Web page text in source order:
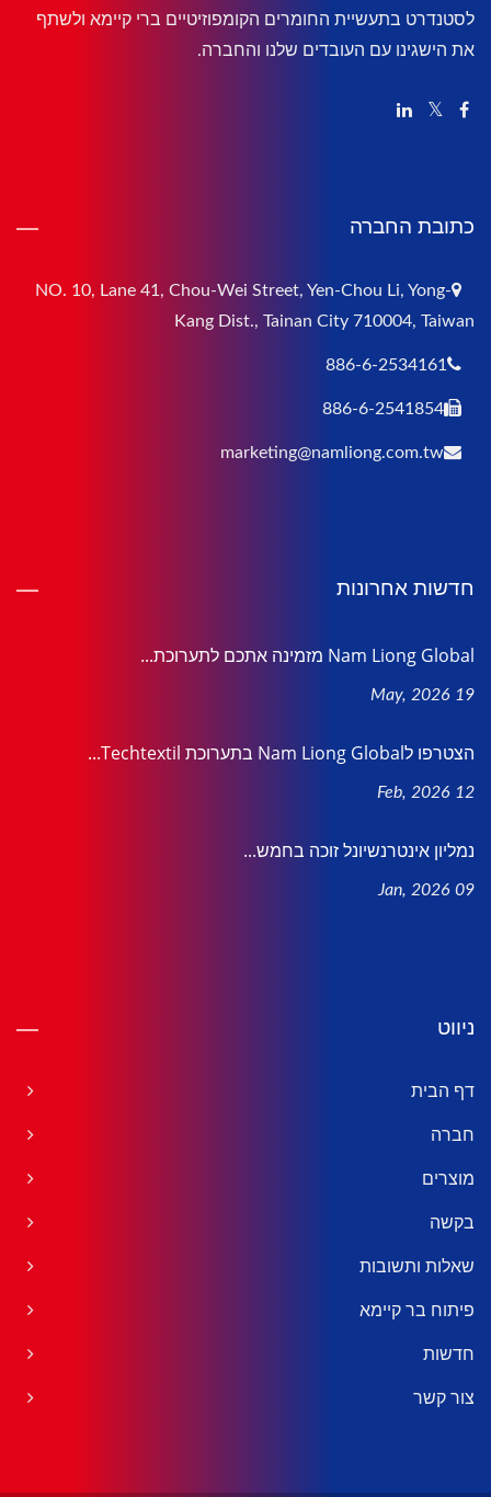
לסטנדרט בתעשיית החומרים הקומפוזיטיים ברי קיימא ולשתף
את הישגינו עם העובדים שלנו והחברה.
כתובת החברה
NO. 10, Lane 41, Chou-Wei Street, Yen-Chou Li, Yong-
Kang Dist., Tainan City 710004, Taiwan
886-6-2534161
886-6-2541854
marketing@namliong.com.tw
חדשות אחרונות
Nam Liong Global מזמינה אתכם לתערוכת...
19 May, 2026
הצטרפו לNam Liong Global בתערוכת Techtextil...
12 Feb, 2026
נמליון אינטרנשיונל זוכה בחמש...
09 Jan, 2026
ניווט
דף הבית
חברה
מוצרים
בקשה
שאלות ותשובות
פיתוח בר קיימא
חדשות
צור קשר